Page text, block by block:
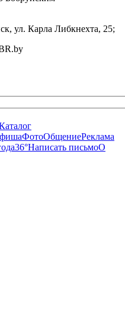
ул. Карла Либкнехта, 25;
ФотоОбщениеРеклама
36°Написать письмоО